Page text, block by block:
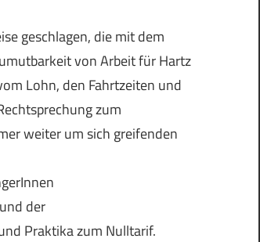
geschlagen, die mit dem
von Arbeit für Hartz
Lohn, den Fahrtzeiten und
zum
weiter um sich greifenden
der
Praktika zum Nulltarif.